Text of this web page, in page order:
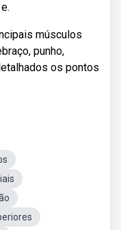
músculos
punho,
os pontos